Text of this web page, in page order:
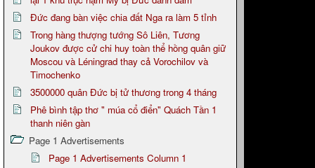
Đức đang bàn việc chia đất Nga ra làm 5 tỉnh
Trong hàng thượng tướng Sô Liên, Tương
Joukov được cử chi huy toàn thể hồng quân giữ
Moscou và Léningrad thay cả Vorochilov và
Timochenko
3500000 quân Đức bị tử thương trong 4 tháng
Phê bình tập thơ " múa cổ điển" Quách Tần 1
thanh niên gàn
Page 1 Advertisements
Page 1 Advertisements Column 1